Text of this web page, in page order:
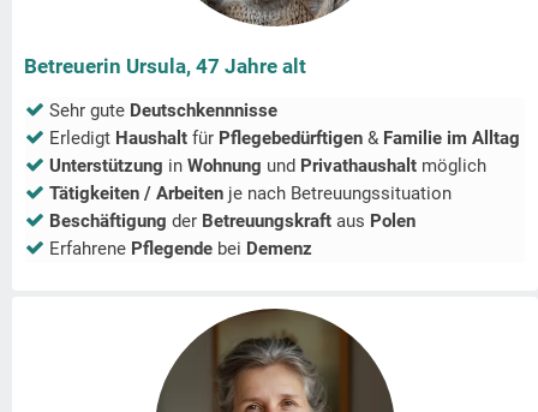
Betreuerin Ursula, 47 Jahre alt
Sehr gute Deutschkennnisse
Erledigt Haushalt für Pflegebedürftigen & Familie im Alltag
Unterstützung in Wohnung und Privathaushalt möglich
Tätigkeiten / Arbeiten je nach Betreuungssituation
Beschäftigung der Betreuungskraft aus Polen
Erfahrene Pflegende bei Demenz